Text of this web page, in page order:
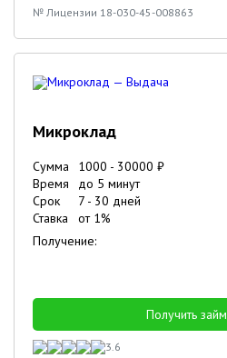
№ Лицензии 18-030-45-008863
Микроклад
Сумма 1000 - 30000 ₽
Время
до 5 минут
Срок
7 - 30 дней
Ставка
от 1%
Получение:
Получить займ
3.6